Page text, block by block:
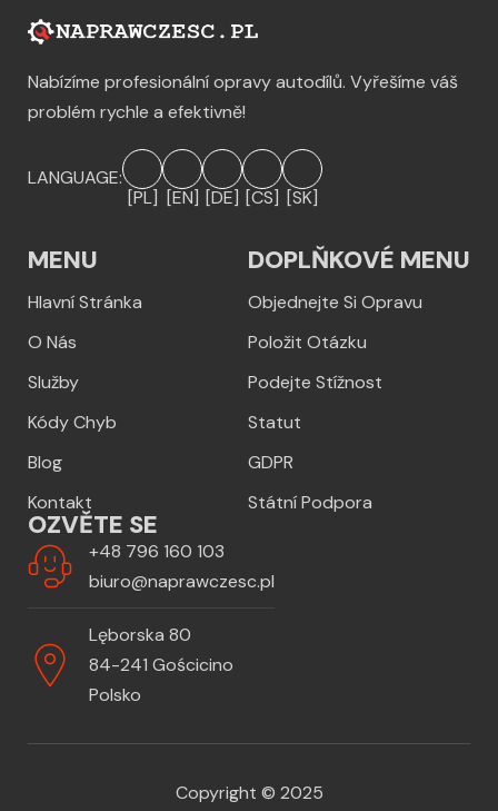
Nabízíme profesionální opravy autodílů. Vyřešíme váš
problém rychle a efektivně!
LANGUAGE:
[PL] [EN] [DE] [CS] [SK]
MENU
Hlavní Stránka
O Nás
Služby
Kódy Chyb
Blog
Kontakt
DOPLŇKOVÉ MENU
Objednejte Si Opravu
Položit Otázku
Podejte Stížnost
Statut
GDPR
Státní Podpora
OZVĚTE SE
+48 796 160 103
biuro@naprawczesc.pl
Lęborska 80
84-241 Gościcino
Polsko
Copyright © 2025